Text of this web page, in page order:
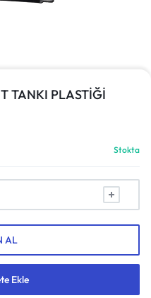
TANKI PLASTİĞİ
Stokta
Ekle
AL